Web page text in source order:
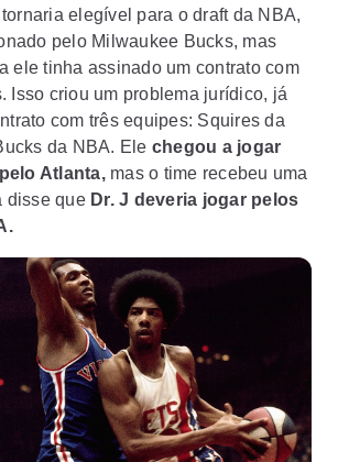
elegível para o draft da NBA,
pelo Milwaukee Bucks, mas
ele tinha assinado um contrato com
Isso criou um problema jurídico, já
com três equipes: Squires da
da NBA. Ele chegou a jogar
Atlanta,mas o time recebeu uma
disse queDr. J deveria jogar pelos